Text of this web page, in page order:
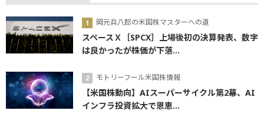
岡元兵八郎の米国株マスターへの道
スペースＸ［SPCX］上場後初の決算発表、数字
は良かったが株価が下落...
モトリーフール米国株情報
【米国株動向】AIスーパーサイクル第2幕、AI
インフラ投資拡大で恩恵...